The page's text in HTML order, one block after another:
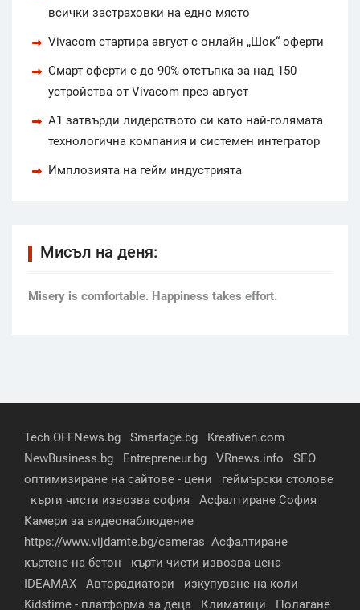
всички застраховки на едно място
Vivacom стартира август с онлайн „Шок“ оферти
Смарт оферти с до 90% отстъпка за над 150
устройства от Vivacom през август
А1 затвърди лидерството си като най-голямата
технологична компания и системен интегратор
Имплозията на гейм индустрията
Мисъл на деня:
Мisery is comfortable. Happiness takes effort.
Tech.OFFNews.bg Smartage.bg
Kreativen.com
NewBusiness.bg
Entrepreneur.bg VRnews.info
SEO
оптимизиране на сайтове - цени
геймърски столове
кърти чисти извозва софия
Асфалтиране София
Камери за видеонаблюдение
https://www.vijdamte.bg/cameras Асфалтиране
къртене на бетон
кърти чисти извозва цена
IDEAMAX
Авторадиатори
изкупуване на коли
Kidstime - платформа за деца
Климатици Полагане